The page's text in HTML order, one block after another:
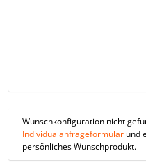
Wunschkonfiguration nicht
Individualanfrageformular und
persönliches Wunschprodukt.